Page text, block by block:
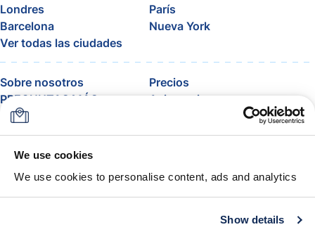
We use cookies
We use cookies to personalise content, ads and analytics
Show details
Londres
París
Barcelona
Nueva York
Ver todas las ciudades
Sobre nosotros
Precios
PREGUNTAS MÁS
FRECUENTES
Asistencia
Blog
Únete al programa de
aerolíneas
La garantía Stasher
Términos y condiciones